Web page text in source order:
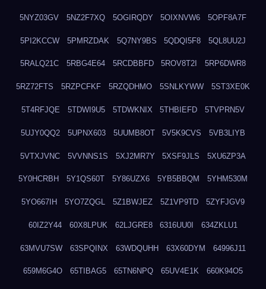
5NYZ03GV 5NZ2F7XQ 5OGIRQDY 5OIXNVW6 5OPF8A7F
5PI2KCCW 5PMRZDAK 5Q7NY9BS 5QDQI5F8 5QL8UU2J
5RALQ21C 5RBG4E64 5RCDBBFD 5ROV8T2I 5RP6DWR8
5RZ72FTS 5RZPCFKF 5RZQDHMO 5SNLKYWW 5ST3XE0K
5T4RFJQE 5TDWI9U5 5TDWKNIX 5THBIEFD 5TVPRN5V
5UJY0QQ2 5UPNX603 5UUMB8OT 5V5K9CVS 5VB3LIYB
5VTXJVNC 5VVNNS1S 5XJ2MR7Y 5XSF9JLS 5XU6ZP3A
5Y0HCRBH 5Y1QS60T 5Y86UZX6 5YB5BBQM 5YHM530M
5YO667IH 5YO7ZQGL 5Z1BWJEZ 5Z1VP9TD 5ZYFJGV9
60IZ2Y44 60X8LPUK 62LJGRE8 6316UU0I 634ZKLU1
63MVU7SW 63SPQINX 63WDQUHH 63X60DYM 64996J11
659M6G4O 65TIBAG5 65TN6NPQ 65UV4E1K 660K94O5